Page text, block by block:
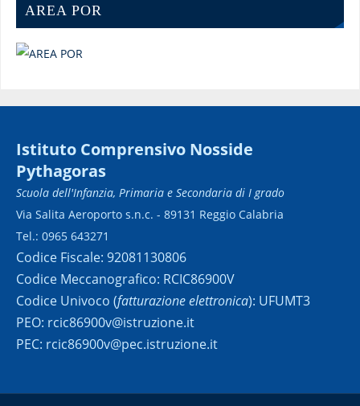
AREA POR
Istituto Comprensivo Nosside
Pythagoras
Scuola dell'Infanzia, Primaria e Secondaria di I grado
Via Salita Aeroporto s.n.c. - 89131 Reggio Calabria
Tel.: 0965 643271
Codice Fiscale: 92081130806
Codice Meccanografico: RCIC86900V
Codice Univoco (fatturazione elettronica): UFUMT3
PEO: rcic86900v@istruzione.it
PEC: rcic86900v@pec.istruzione.it